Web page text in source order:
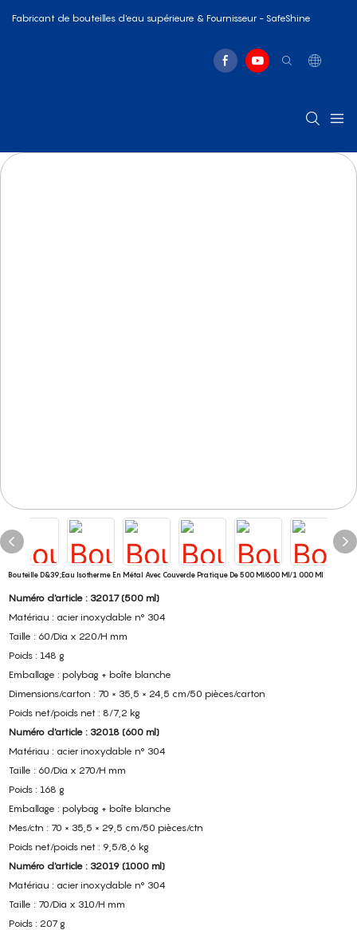
Fabricant de bouteilles d'eau supérieure & Fournisseur - SafeShine
Bouteille D&39;eau Isotherme En Métal Avec Couvercle Pratique De 500 Ml/600 Ml/1 000 Ml
Numéro d'article : 32017 (500 ml)
Matériau : acier inoxydable n° 304
Taille : 60/Dia x 220/H mm
Poids : 148 g
Emballage : polybag + boîte blanche
Dimensions/carton : 70 × 35,5 × 24,5 cm/50 pièces/carton
Poids net/poids net : 8/7,2 kg
Numéro d'article : 32018 (600 ml)
Matériau : acier inoxydable n° 304
Taille : 60/Dia x 270/H mm
Poids : 168 g
Emballage : polybag + boîte blanche
Mes/ctn : 70 × 35,5 × 29,5 cm/50 pièces/ctn
Poids net/poids net : 9,5/8,6 kg
Numéro d'article : 32019 (1000 ml)
Matériau : acier inoxydable n° 304
Taille : 70/Dia x 310/H mm
Poids : 207 g